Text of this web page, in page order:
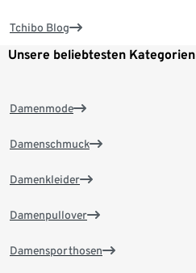
Tchibo Blog
Unsere beliebtesten Kategorien
Damenmode
Damenschmuck
Damenkleider
Damenpullover
Damensporthosen